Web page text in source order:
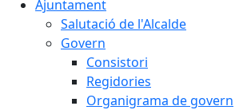
Ajuntament
Salutació de l'Alcalde
Govern
Consistori
Regidories
Organigrama de govern